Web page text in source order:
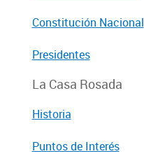
Constitución Nacional
Presidentes
La Casa Rosada
Historia
Puntos de Interés